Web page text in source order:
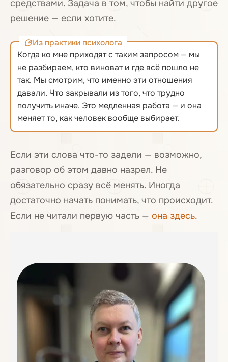
средствами. Задача в том, чтобы найти другое
решение — если хотите.
Из практики психолога
Когда ко мне приходят с таким запросом — мы
не разбираем, кто виноват и где всё пошло не
так. Мы смотрим, что именно эти отношения
давали. Что закрывали из того, что трудно
получить иначе. Это медленная работа — и она
меняет то, как человек вообще выбирает.
Если эти слова что-то задели — возможно,
разговор об этом давно назрел. Не
обязательно сразу всё менять. Иногда
достаточно начать понимать, что происходит.
Если не читали первую часть — она здесь.